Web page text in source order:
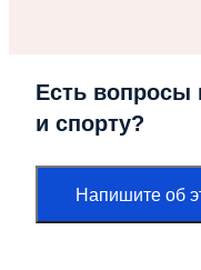
Есть вопросы
и спорту?
Напишите об